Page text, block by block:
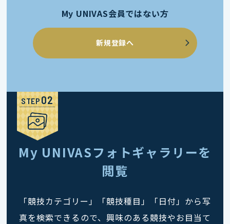
My UNIVAS会員ではない方
新規登録へ
STEP
My UNIVASフォトギャラリーを
閲覧
「競技カテゴリー」「競技種目」「日付」から写
真を検索できるので、興味のある競技やお目当て